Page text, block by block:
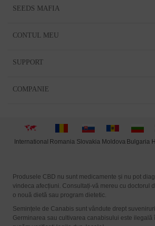
SEEDS MAFIA
CONTUL MEU
SUPPORT
COMPANIE
International Romania Slovakia Moldova Bulgaria
Produsele CBD nu sunt medicamente și nu pot
vindeca afecțiuni. Consultați-vă mereu cu doctorul
o nouă dietă sau program dietetic.
Semințele de Canabis sunt vândute drept
Germinarea sau cultivarea canabisului este ilegală